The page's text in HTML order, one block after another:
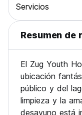
Servicios
Resumen de
El Zug Youth
ubicación
público y del
limpieza y la
desayuno está